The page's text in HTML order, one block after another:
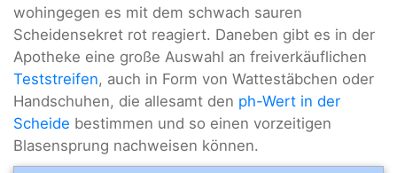
wohingegen es mit dem schwach sauren
Scheidensekret rot reagiert. Daneben gibt es in der
Apotheke eine große Auswahl an freiverkäuflichen
Teststreifen, auch in Form von Wattestäbchen oder
Handschuhen, die allesamt den ph-Wert in der
Scheide bestimmen und so einen vorzeitigen
Blasensprung nachweisen können.